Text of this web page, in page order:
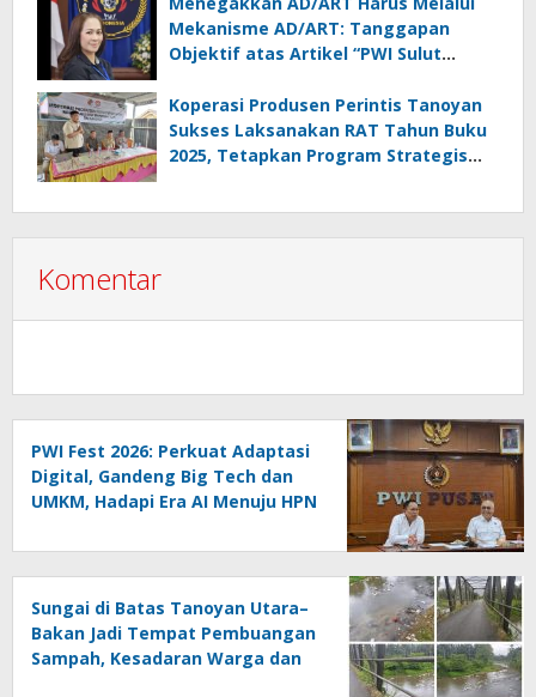
Mekanisme AD/ART: Tanggapan
Objektif atas Artikel “PWI Sulut
Melanggar Aturan”
Koperasi Produsen Perintis Tanoyan
Sukses Laksanakan RAT Tahun Buku
2025, Tetapkan Program Strategis
Komentar
PWI Fest 2026: Perkuat Adaptasi
Digital, Gandeng Big Tech dan
UMKM, Hadapi Era AI Menuju HPN
Sungai di Batas Tanoyan Utara–
Bakan Jadi Tempat Pembuangan
Sampah, Kesadaran Warga dan